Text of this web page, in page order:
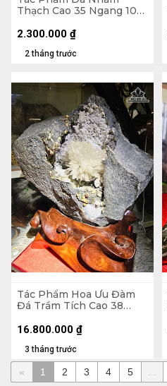
Thạch Cao 35 Ngang 10
2 tháng trước
2.300.000 ₫
Tác Phẩm Hoa Ưu Đàm
Đá Trầm Tích Cao 38
3 tháng trước
16.800.000 ₫
« 1 2 3 4 5